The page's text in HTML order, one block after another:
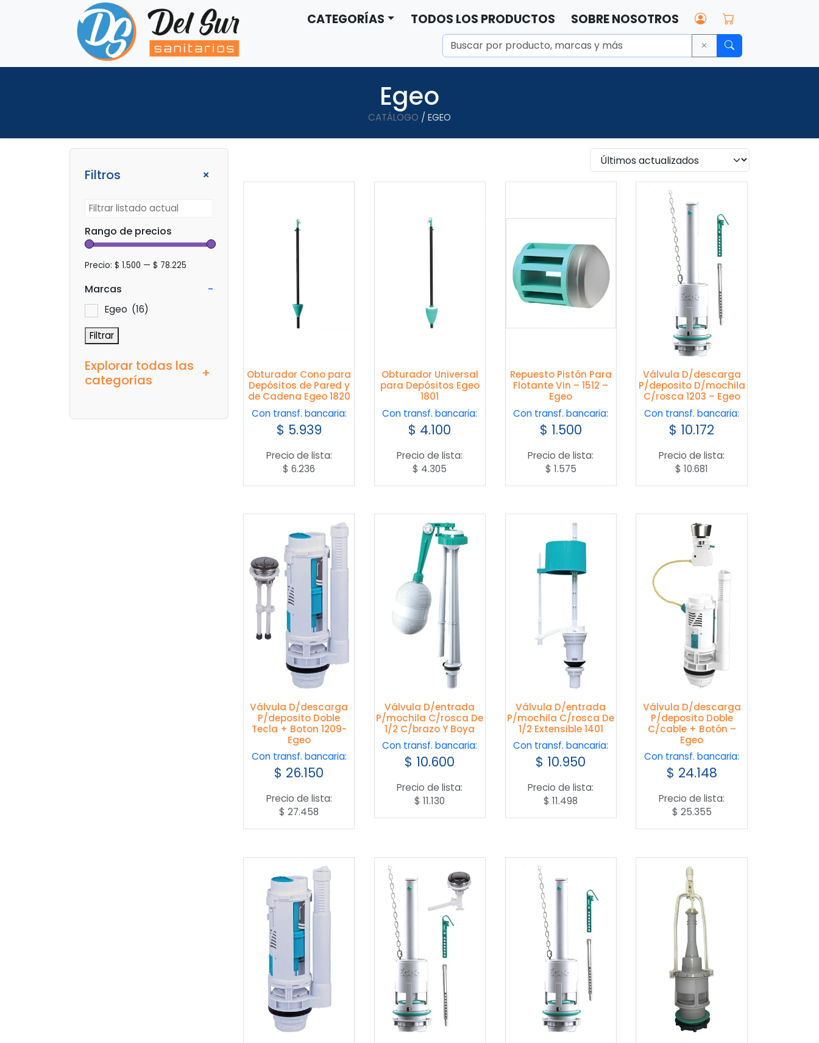
CATEGORÍAS TODOS LOS PRODUCTOS SOBRE NOSOTROS
Egeo
CATÁLOGO / EGEO
Filtros +
Rango de precios
Precio: $ 1.500 — $ 78.225
Marcas -
Egeo (16)
Filtrar
Explorar todas las
categorías
+
Obturador Cono para
Depósitos de Pared y
de Cadena Egeo 1820
Con transf. bancaria:
$ 5.939
Precio de lista:
$ 6.236
Obturador Universal
para Depósitos Egeo
1801
Con transf. bancaria:
$ 4.100
Precio de lista:
$ 4.305
Repuesto Pistón Para
Flotante Vin – 1512 –
Egeo
Con transf. bancaria:
$ 1.500
Precio de lista:
$ 1.575
Válvula D/descarga
P/deposito D/mochila
C/rosca 1203 – Egeo
Con transf. bancaria:
$ 10.172
Precio de lista:
$ 10.681
Válvula D/descarga
P/deposito Doble
Tecla + Boton 1209-
Egeo
Con transf. bancaria:
$ 26.150
Precio de lista:
$ 27.458
Válvula D/entrada
P/mochila C/rosca De
1/2 C/brazo Y Boya
Con transf. bancaria:
$ 10.600
Precio de lista:
$ 11.130
Válvula D/entrada
P/mochila C/rosca De
1/2 Extensible 1401
Con transf. bancaria:
$ 10.950
Precio de lista:
$ 11.498
Válvula D/descarga
P/deposito Doble
C/cable + Botón –
Egeo
Con transf. bancaria:
$ 24.148
Precio de lista:
$ 25.355